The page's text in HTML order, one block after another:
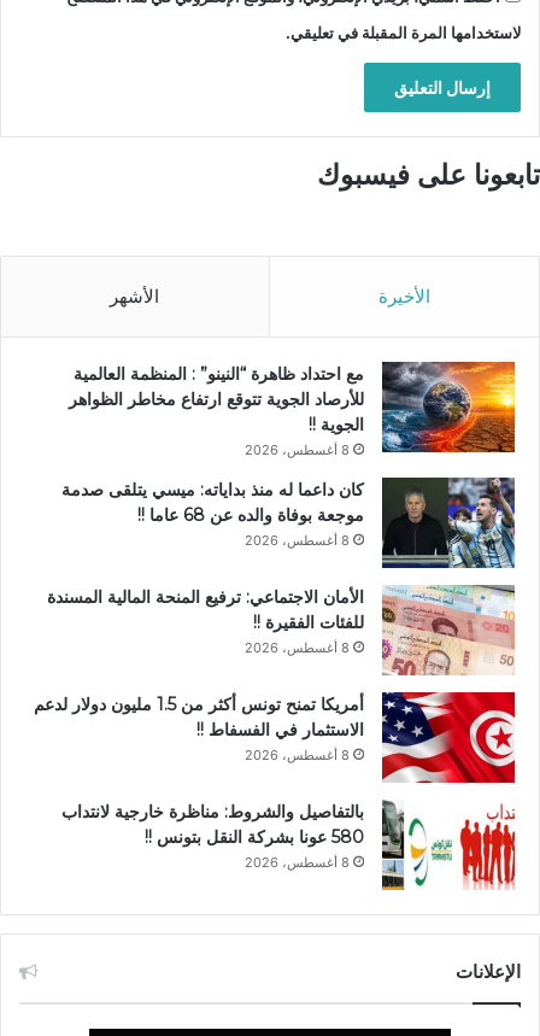
لاستخدامها المرة المقبلة في تعليقي.
تابعونا على فيسبوك
الأخيرة الأشهر
مع احتداد ظاهرة “النينو” : المنظمة العالمية
للأرصاد الجوية تتوقع ارتفاع مخاطر الظواهر
الجوية !!
8 أغسطس، 2026
كان داعما له منذ بداياته: ميسي يتلقى صدمة
موجعة بوفاة والده عن 68 عاما !!
8 أغسطس، 2026
الأمان الاجتماعي: ترفيع المنحة المالية المسندة
للفئات الفقيرة !!
8 أغسطس، 2026
أمريكا تمنح تونس أكثر من 1.5 مليون دولار لدعم
الاستثمار في الفسفاط !!
8 أغسطس، 2026
بالتفاصيل والشروط: مناظرة خارجية لانتداب
580 عونا بشركة النقل بتونس !!
8 أغسطس، 2026
الإعلانات